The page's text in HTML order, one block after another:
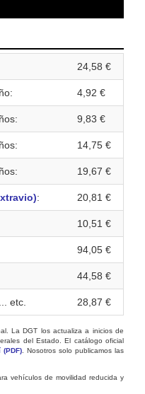
24,58 €
4,92 €
9,83 €
14,75 €
19,67 €
: 20,81 €
10,51 €
94,05 €
44,58 €
etc. 28,87 €
La DGT los actualiza a inicios de
del Estado. El catálogo oficial
. Nosotros solo publicamos las
vehículos de movilidad reducida y